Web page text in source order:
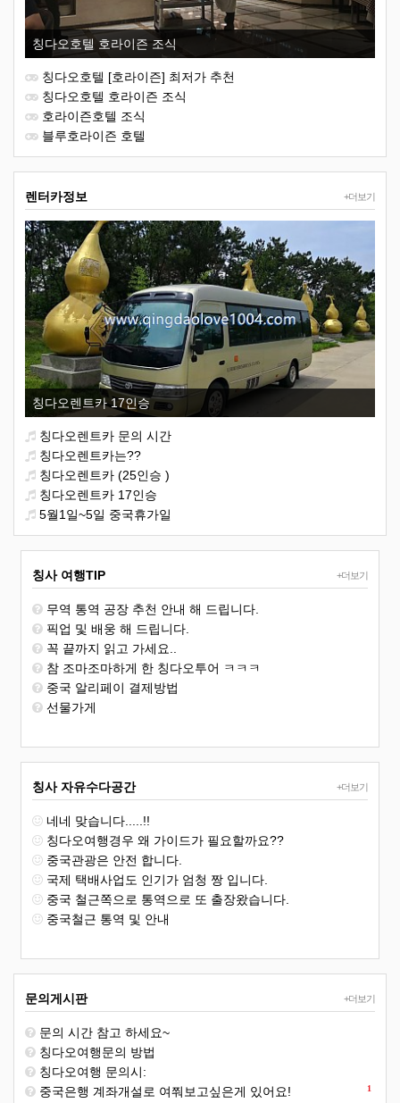
칭다오호텔 호라이즌 조식
칭다오호텔 [호라이즌] 최저가 추천
칭다오호텔 호라이즌 조식
호라이즌호텔 조식
블루호라이즌 호텔
+더보기
렌터카정보
칭다오렌트카 17인승
칭다오렌트카 문의 시간
칭다오렌트카는??
칭다오렌트카 (25인승 )
칭다오렌트카 17인승
5월1일~5일 중국휴가일
+더보기
칭사 여행TIP
무역 통역 공장 추천 안내 해 드립니다.
픽업 및 배웅 해 드립니다.
꼭 끝까지 읽고 가세요..
참 조마조마하게 한 칭다오투어 ㅋㅋㅋ
중국 알리페이 결제방법
선물가게
+더보기
칭사 자유수다공간
네네 맞습니다.....!!
칭다오여행경우 왜 가이드가 필요할까요??
중국관광은 안전 합니다.
국제 택배사업도 인기가 엄청 짱 입니다.
중국 철근쪽으로 통역으로 또 출장왔습니다.
중국철근 통역 및 안내
+더보기
문의게시판
문의 시간 참고 하세요~
칭다오여행문의 방법
칭다오여행 문의시:
1
중국은행 계좌개설로 여쭤보고싶은게 있어요!